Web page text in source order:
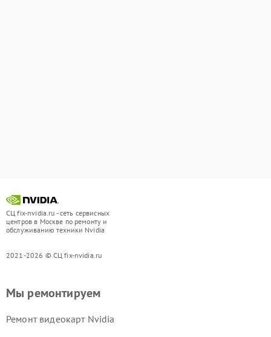
СЦ fix-nvidia.ru - сеть сервисных
центров в Москве по ремонту и
обслуживанию техники Nvidia
2021-2026 © СЦ fix-nvidia.ru
Мы ремонтируем
Ремонт видеокарт Nvidia